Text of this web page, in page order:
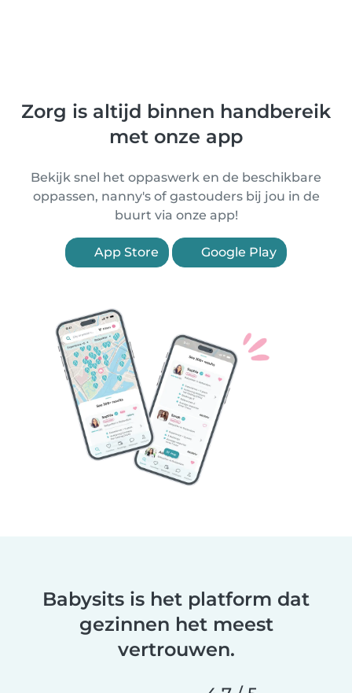
Zorg is altijd binnen handbereik
met onze app
Bekijk snel het oppaswerk en de beschikbare
oppassen, nanny's of gastouders bij jou in de
buurt via onze app!
App Store Google Play
Babysits is het platform dat
gezinnen het meest
vertrouwen.